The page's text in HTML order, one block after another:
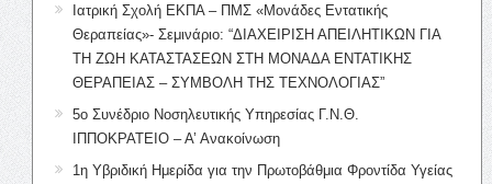
Ιατρική Σχολή ΕΚΠΑ – ΠΜΣ «Μονάδες Εντατικής
Θεραπείας»- Σεμινάριο: “ΔΙΑΧΕΙΡΙΣΗ ΑΠΕΙΛΗΤΙΚΩΝ ΓΙΑ
ΤΗ ΖΩΗ ΚΑΤΑΣΤΑΣΕΩΝ ΣΤΗ ΜΟΝΑΔΑ ΕΝΤΑΤΙΚΗΣ
ΘΕΡΑΠΕΙΑΣ – ΣΥΜΒΟΛΗ ΤΗΣ ΤΕΧΝΟΛΟΓΙΑΣ”
5ο Συνέδριο Νοσηλευτικής Υπηρεσίας Γ.Ν.Θ.
ΙΠΠΟΚΡΑΤΕΙΟ – Α’ Ανακοίνωση
1η Υβριδική Ημερίδα για την Πρωτοβάθμια Φροντίδα Υγείας